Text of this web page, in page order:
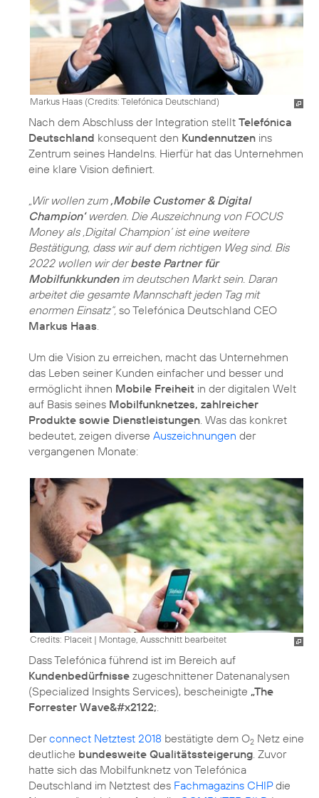
Markus Haas (Credits: Telefónica Deutschland)
Nach dem Abschluss der Integration stellt Telefónica
Deutschland konsequent den Kundennutzen ins
Zentrum seines Handelns. Hierfür hat das Unternehmen
eine klare Vision definiert.
„Wir wollen zum ‚Mobile Customer & Digital
Champion‘werden. Die Auszeichnung von FOCUS
Money als ‚Digital Champion‘ ist eine weitere
Bestätigung, dass wir auf dem richtigen Weg sind. Bis
2022 wollen wir derbeste Partner für
Mobilfunkkundenim deutschen Markt sein. Daran
arbeitet die gesamte Mannschaft jeden Tag mit
enormen Einsatz“, so Telefónica Deutschland CEO
Markus Haas.
Um die Vision zu erreichen, macht das Unternehmen
das Leben seiner Kunden einfacher und besser und
ermöglicht ihnen Mobile Freiheit in der digitalen Welt
auf Basis seines Mobilfunknetzes, zahlreicher
Produkte sowie Dienstleistungen. Was das konkret
bedeutet, zeigen diverse Auszeichnungen der
vergangenen Monate:
Credits: Placeit | Montage, Ausschnitt bearbeitet
Dass Telefónica führend ist im Bereich auf
Kundenbedürfnisse zugeschnittener Datenanalysen
(Specialized Insights Services), bescheinigte „The
Forrester Wave&#x2122;
Derconnect Netztest 2018 bestätigte dem O2 Netz eine
deutliche bundesweite Qualitätssteigerung . Zuvor
hatte sich das Mobilfunknetz von Telefónica
Deutschland im Netztest des Fachmagazins CHIPdie